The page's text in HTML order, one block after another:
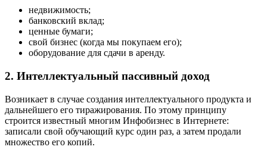
недвижимость;
банковский вклад;
ценные бумаги;
свой бизнес (когда мы покупаем его);
оборудование для сдачи в аренду.
2. Интеллектуальный пассивный доход
Возникает в случае создания интеллектуального продукта и
дальнейшего его тиражирования. По этому принципу
строится известный многим Инфобизнес в Интернете:
записали свой обучающий курс один раз, а затем продали
множество его копий.